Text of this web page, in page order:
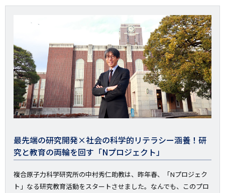
最先端の研究開発×社会の科学的リテラシー涵養！研
究と教育の両輪を回す「Nプロジェクト」
複合原子力科学研究所の中村秀仁助教は、昨年春、「Nプロジェク
ト」なる研究教育活動をスタートさせました。なんでも、このプロ